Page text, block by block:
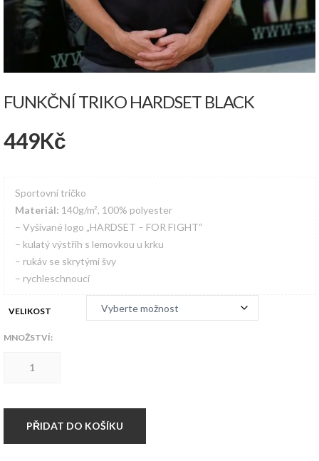
FUNKČNÍ TRIKO HARDSET BLACK
449Kč
Sportovní tričko
Materiál: 140g/m², 100% polyester
– Vyšívané logo „HARDSET – FOR FIGHT“
– kulatý výstřih s lemovkou u krku
– rukáv se skrytými švy
– rychleschnoucí
VELIKOST
MNOŽSTVÍ:
množství
PŘIDAT DO KOŠÍKU